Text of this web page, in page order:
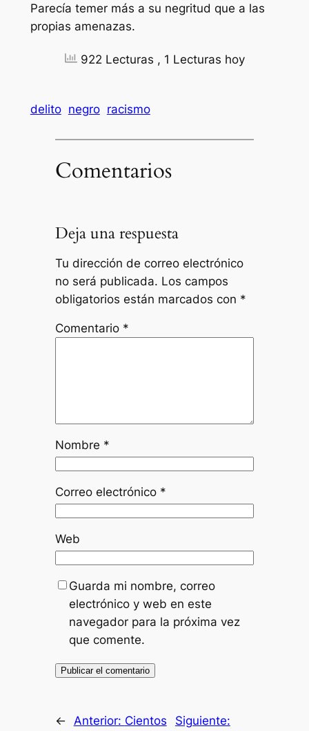
Parecía temer más a su negritud que a las
propias amenazas.
922 Lecturas , 1 Lecturas hoy
delito negro racismo
Comentarios
Deja una respuesta
Tu dirección de correo electrónico
no será publicada. Los campos
obligatorios están marcados con *
Comentario *
Nombre *
Correo electrónico *
Web
Guarda mi nombre, correo
electrónico y web en este
navegador para la próxima vez
que comente.
← Anterior: Cientos
Siguiente: